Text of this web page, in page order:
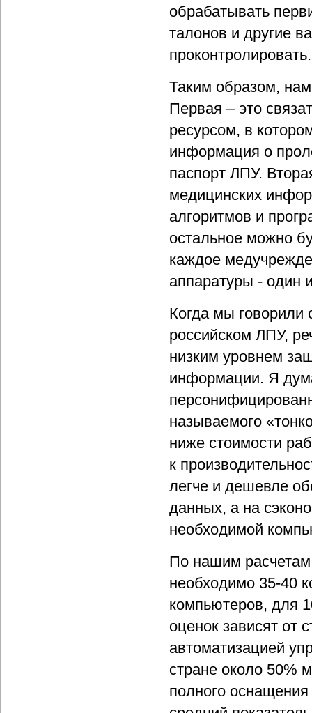
обрабатывать
талонов и другие
проконтролировать.
Таким образом,
Первая – это
ресурсом, в
информация о
паспорт ЛПУ.
медицинских
алгоритмов и
остальное можно
каждое
аппаратуры - один
Когда мы
российском ЛПУ,
низким уровнем
информации. Я
называемого
ниже стоимости
к
легче и дешевле
данных, а на
необходимой
По нашим расчетам
необходимо 35-40
компьютеров, для
оценок зависят от
автоматизацией
стране около 50%
полного